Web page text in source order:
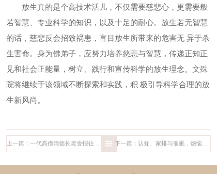
放生真的是个高技术活儿，不仅需要慈悲心，更需要般
若智慧、专业科学的知识，以及十足的耐心。放生若无智慧
的话，慈悲反会招致祸患，盲目放生所带来的危害无 异于杀
生害命。身为佛弟子，应努力培养慈悲与智慧，传递正知正
见和社会正能量，树立、践行和宣传科学的放生理念。文殊
院将继续于该领域不断探索和实践，积 极引导科学合理的放
生新风尚。
上一篇：一代高僧清德长老舍报往生，诞登莲邦 下一篇：认知、家排与催眠，烦恼咨询室集体学习提升